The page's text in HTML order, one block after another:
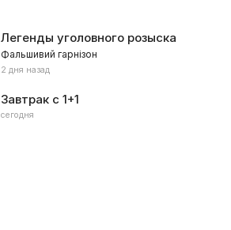
Легенды уголовного розыска
Фальшивий гарнізон
2 дня назад
Завтрак с 1+1
сегодня